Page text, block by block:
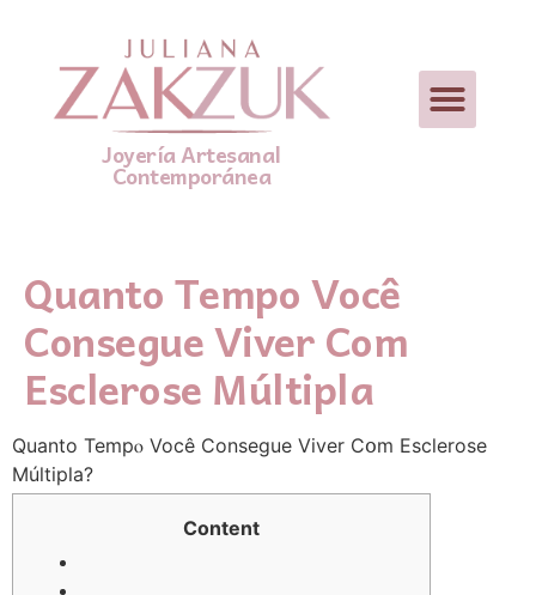
Joyería Artesanal
Contemporánea
Quanto Tempo Você
Consegue Viver Com
Esclerose Múltipla
Quanto Tempⲟ Você Consegue Viver Cօm Esclerose
Múltipla?
Сontent